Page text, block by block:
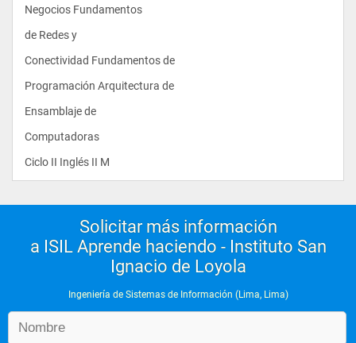
Negocios Fundamentos
de Redes y
Conectividad Fundamentos de
Programación Arquitectura de
Ensamblaje de
Computadoras
Solicitar más información
a ISIL Aprende haciendo - Instituto San
Ignacio de Loyola
Ingeniería de Sistemas de Información (Lima, Lima)